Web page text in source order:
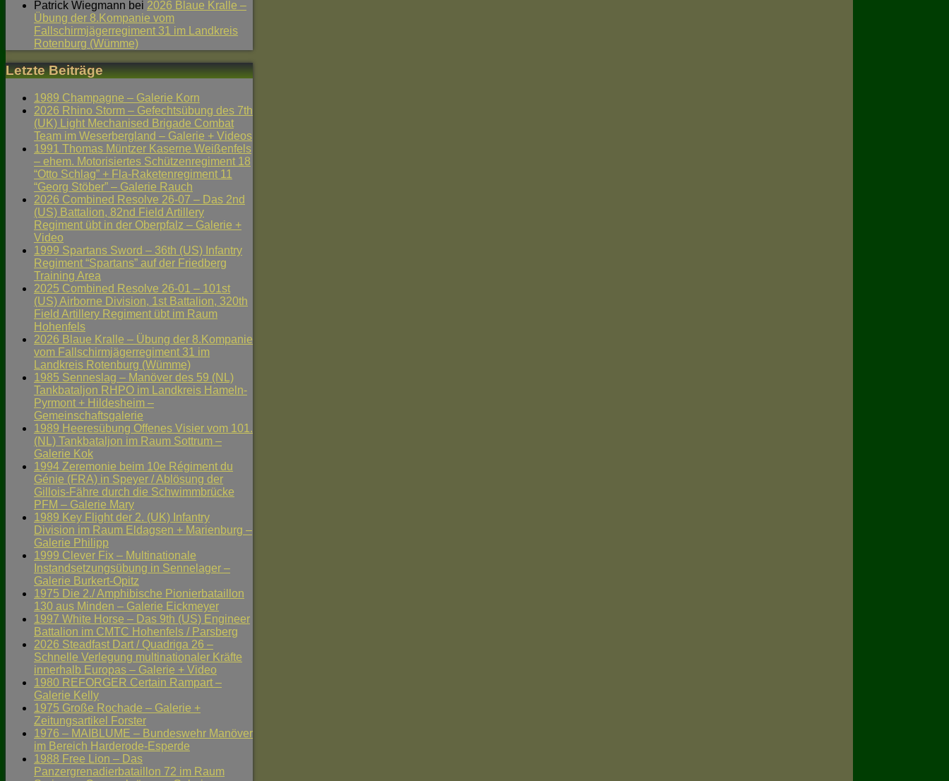
Patrick Wiegmann bei 2026 Blaue Kralle –
Übung der 8.Kompanie vom
Fallschirmjägerregiment 31 im Landkreis
Rotenburg (Wümme)
Letzte Beiträge
1989 Champagne – Galerie Korn
2026 Rhino Storm – Gefechtsübung des 7th
(UK) Light Mechanised Brigade Combat
Team im Weserbergland – Galerie + Videos
1991 Thomas Müntzer Kaserne Weißenfels
– ehem. Motorisiertes Schützenregiment 18
“Otto Schlag” + Fla-Raketenregiment 11
“Georg Stöber” – Galerie Rauch
2026 Combined Resolve 26-07 – Das 2nd
(US) Battalion, 82nd Field Artillery
Regiment übt in der Oberpfalz – Galerie +
Video
1999 Spartans Sword – 36th (US) Infantry
Regiment “Spartans” auf der Friedberg
Training Area
2025 Combined Resolve 26-01 – 101st
(US) Airborne Division, 1st Battalion, 320th
Field Artillery Regiment übt im Raum
Hohenfels
2026 Blaue Kralle – Übung der 8.Kompanie
vom Fallschirmjägerregiment 31 im
Landkreis Rotenburg (Wümme)
1985 Senneslag – Manöver des 59 (NL)
Tankbataljon RHPO im Landkreis Hameln-
Pyrmont + Hildesheim –
Gemeinschaftsgalerie
1989 Heeresübung Offenes Visier vom 101.
(NL) Tankbataljon im Raum Sottrum –
Galerie Kok
1994 Zeremonie beim 10e Régiment du
Génie (FRA) in Speyer / Ablösung der
Gillois-Fähre durch die Schwimmbrücke
PFM – Galerie Mary
1989 Key Flight der 2. (UK) Infantry
Division im Raum Eldagsen + Marienburg –
Galerie Philipp
1999 Clever Fix – Multinationale
Instandsetzungsübung in Sennelager –
Galerie Burkert-Opitz
1975 Die 2./ Amphibische Pionierbataillon
130 aus Minden – Galerie Eickmeyer
1997 White Horse – Das 9th (US) Engineer
Battalion im CMTC Hohenfels / Parsberg
2026 Steadfast Dart / Quadriga 26 –
Schnelle Verlegung multinationaler Kräfte
innerhalb Europas – Galerie + Video
1980 REFORGER Certain Rampart –
Galerie Kelly
1975 Große Rochade – Galerie +
Zeitungsartikel Forster
1976 – MAIBLUME – Bundeswehr Manöver
im Bereich Harderode-Esperde
1988 Free Lion – Das
Panzergrenadierbataillon 72 im Raum